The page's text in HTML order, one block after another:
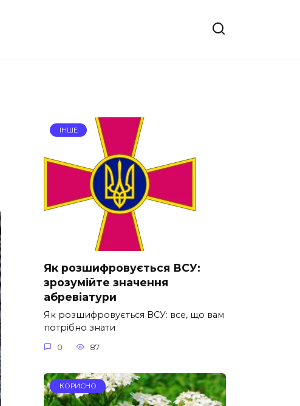
ІНШЕ
Як розшифровується ВСУ:
зрозумійте значення
абревіатури
Як розшифровується ВСУ: все, що вам
потрібно знати
0 87
КОРИСНО